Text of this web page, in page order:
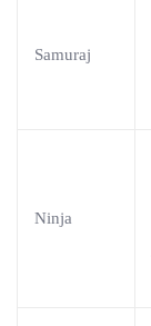
Samuraj
Ninja